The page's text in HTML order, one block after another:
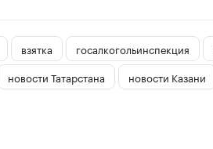
взятка госалкогольинспекция
новости Татарстана новости Казани